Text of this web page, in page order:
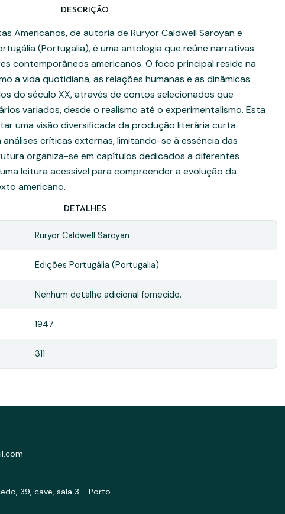
DESCRIÇÃO
Americanos, de autoria de Ruryor Caldwell Saroyan e
(Portugalia), é uma antologia que reúne narrativas
contemporâneos americanos. O foco principal reside na
a vida quotidiana, as relações humanas e as dinâmicas
do século XX, através de contos selecionados que
variados, desde o realismo até o experimentalismo. Esta
uma visão diversificada da produção literária curta
análises críticas externas, limitando-se à essência das
organiza-se em capítulos dedicados a diferentes
leitura acessível para compreender a evolução da
americano.
DETALHES
Ruryor Caldwell Saroyan
Edições Portugália (Portugalia)
Nenhum detalhe adicional fornecido.
1947
311
39, cave, sala 3 - Porto